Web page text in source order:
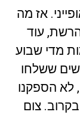
אז מה
עוד
מדי שבוע
ששלחו
לא הספקנו
צום